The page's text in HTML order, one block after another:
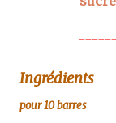
Ingrédients
pour 10 barres